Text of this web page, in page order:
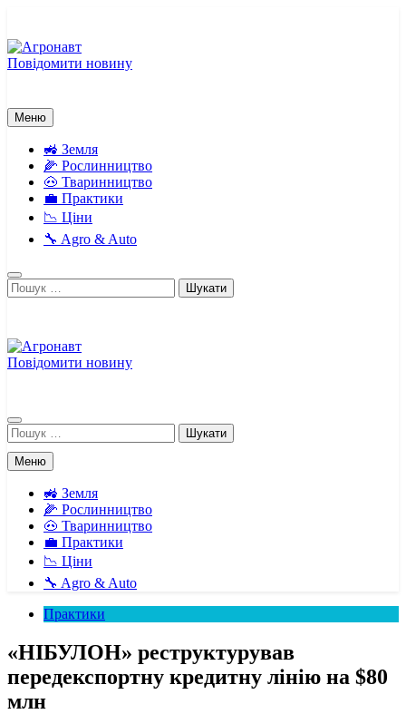
вмісту
Повідомити новину
Меню
🚜 Земля
🌽 Рослинництво
🐽 Тваринництво
💼 Практики
📉 Ціни
🔧 Agro & Auto
Пошук:
Повідомити новину
Пошук:
Меню
🚜 Земля
🌽 Рослинництво
🐽 Тваринництво
💼 Практики
📉 Ціни
🔧 Agro & Auto
Практики
«НІБУЛОН» реструктурував
передекспортну кредитну лінію на $80
млн